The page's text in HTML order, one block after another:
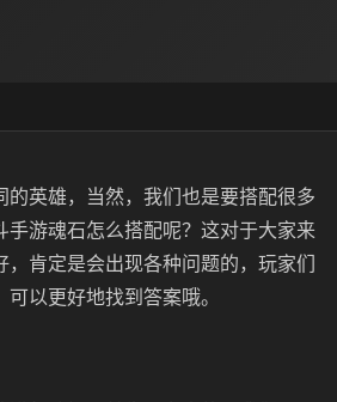
英雄，当然，我们也是要搭配很多
游魂石怎么搭配呢？这对于大家来
肯定是会出现各种问题的，玩家们
以更好地找到答案哦。